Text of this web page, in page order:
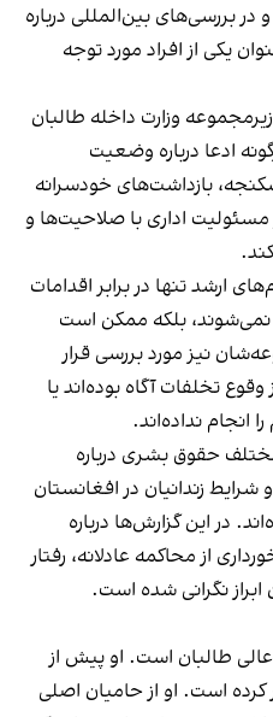
در بررسی‌های بین‌المللی درباره
یکی از افراد مورد توجه
وزارت داخله طالبان
ادعا درباره وضعیت
شکنجه، بازداشت‌های خودسرانه
مسئولیت اداری با صلاحیت‌ها و
ارشد تنها در برابر اقدامات
بلکه ممکن است
نیز مورد بررسی قرار
وقوع تخلفات آگاه بوده‌اند یا
انجام نداده‌اند.
حقوق بشری درباره
زندانیان در افغانستان
در این گزارش‌ها درباره
از محاکمه عادلانه، رفتار
ابراز نگرانی شده است.
طالبان است. او پیش از
کرده است. او از حامیان اصلی